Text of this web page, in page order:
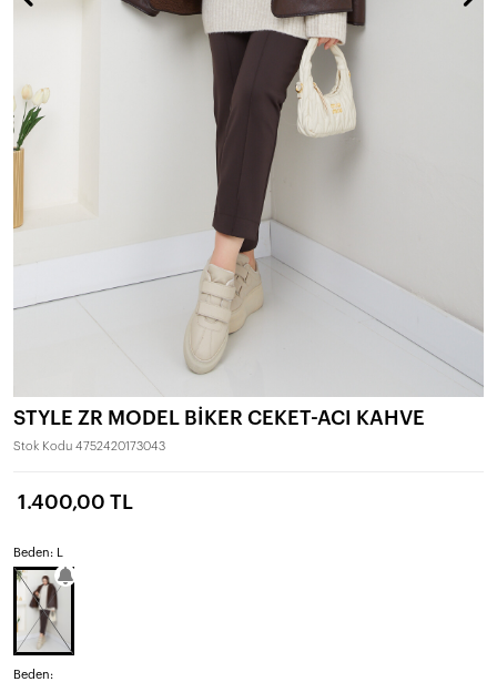
STYLE ZR MODEL BİKER CEKET-ACI KAHVE
Stok Kodu 4752420173043
1.400,00 TL
Beden: L
Beden: